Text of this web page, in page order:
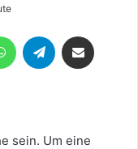
WhatsAppTelegram
sein. Um eine